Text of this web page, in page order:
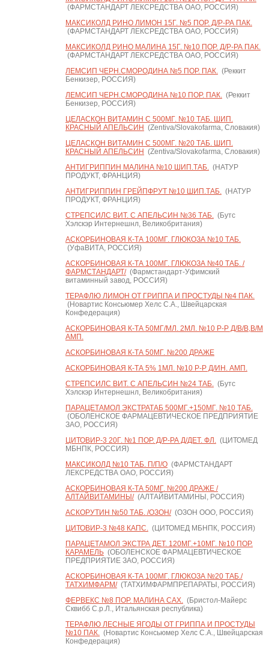
(ФАРМСТАНДАРТ ЛЕКСРЕДСТВА ОАО, РОССИЯ)
МАКСИКОЛД РИНО ЛИМОН 15Г. №5 ПОР. Д/Р-РА ПАК.
(ФАРМСТАНДАРТ ЛЕКСРЕДСТВА ОАО, РОССИЯ)
МАКСИКОЛД РИНО МАЛИНА 15Г. №10 ПОР. Д/Р-РА ПАК.
(ФАРМСТАНДАРТ ЛЕКСРЕДСТВА ОАО, РОССИЯ)
ЛЕМСИП ЧЕРН.СМОРОДИНА №5 ПОР. ПАК.(Реккит
Бенкизер, РОССИЯ)
ЛЕМСИП ЧЕРН.СМОРОДИНА №10 ПОР. ПАК.(Реккит
Бенкизер, РОССИЯ)
ЦЕЛАСКОН ВИТАМИН С 500МГ. №10 ТАБ. ШИП.
КРАСНЫЙ АПЕЛЬСИН (Zentiva/Slovakofarma, Словакия)
ЦЕЛАСКОН ВИТАМИН С 500МГ. №20 ТАБ. ШИП.
КРАСНЫЙ АПЕЛЬСИН (Zentiva/Slovakofarma, Словакия)
АНТИГРИППИН МАЛИНА №10 ШИП.ТАБ.(НАТУР
ПРОДУКТ, ФРАНЦИЯ)
АНТИГРИППИН ГРЕЙПФРУТ №10 ШИП.ТАБ.(НАТУР
ПРОДУКТ, ФРАНЦИЯ)
СТРЕПСИЛС ВИТ. С АПЕЛЬСИН №36 ТАБ.(Бутс
Хэлскэр Интернешнл, Великобритания)
АСКОРБИНОВАЯ К-ТА 100МГ. ГЛЮКОЗА №10 ТАБ.
(УфаВИТА, РОССИЯ)
АСКОРБИНОВАЯ К-ТА 100МГ. ГЛЮКОЗА №40 ТАБ. /
ФАРМСТАНДАРТ/(Фармстандарт-Уфимский
витаминный завод, РОССИЯ)
ТЕРАФЛЮ ЛИМОН ОТ ГРИППА И ПРОСТУДЫ №4 ПАК.
(Новартис Консьюмер Хелс С.А., Швейцарская
Конфедерация)
АСКОРБИНОВАЯ К-ТА 50МГ/МЛ. 2МЛ. №10 Р-Р Д/В/В,В/М
АМП.
АСКОРБИНОВАЯ К-ТА 50МГ. №200 ДРАЖЕ
АСКОРБИНОВАЯ К-ТА 5% 1МЛ. №10 Р-Р Д/ИН. АМП.
СТРЕПСИЛС ВИТ. С АПЕЛЬСИН №24 ТАБ.(Бутс
Хэлскэр Интернешнл, Великобритания)
ПАРАЦЕТАМОЛ ЭКСТРАТАБ 500МГ.+150МГ. №10 ТАБ.
(ОБОЛЕНСКОЕ ФАРМАЦЕВТИЧЕСКОЕ ПРЕДПРИЯТИЕ
ЗАО, РОССИЯ)
ЦИТОВИР-3 20Г. №1 ПОР. Д/Р-РА Д/ДЕТ. ФЛ.(ЦИТОМЕД
МБНПК, РОССИЯ)
МАКСИКОЛД №10 ТАБ. П/П/О(ФАРМСТАНДАРТ
ЛЕКСРЕДСТВА ОАО, РОССИЯ)
АСКОРБИНОВАЯ К-ТА 50МГ. №200 ДРАЖЕ /
АЛТАЙВИТАМИНЫ/(АЛТАЙВИТАМИНЫ, РОССИЯ)
АСКОРУТИН №50 ТАБ. /ОЗОН/(ОЗОН ООО, РОССИЯ)
ЦИТОВИР-3 №48 КАПС.(ЦИТОМЕД МБНПК, РОССИЯ)
ПАРАЦЕТАМОЛ ЭКСТРА ДЕТ. 120МГ.+10МГ. №10 ПОР.
КАРАМЕЛЬ(ОБОЛЕНСКОЕ ФАРМАЦЕВТИЧЕСКОЕ
ПРЕДПРИЯТИЕ ЗАО, РОССИЯ)
АСКОРБИНОВАЯ К-ТА 100МГ. ГЛЮКОЗА №20 ТАБ./
ТАТХИМФАРМ/(ТАТХИМФАРМПРЕПАРАТЫ, РОССИЯ)
ФЕРВЕКС №8 ПОР. МАЛИНА САХ.(Бристол-Майерс
Сквибб С.р.Л., Итальянская республика)
ТЕРАФЛЮ ЛЕСНЫЕ ЯГОДЫ ОТ ГРИППА И ПРОСТУДЫ
№10 ПАК.(Новартис Консьюмер Хелс С.А., Швейцарская
Конфедерация)